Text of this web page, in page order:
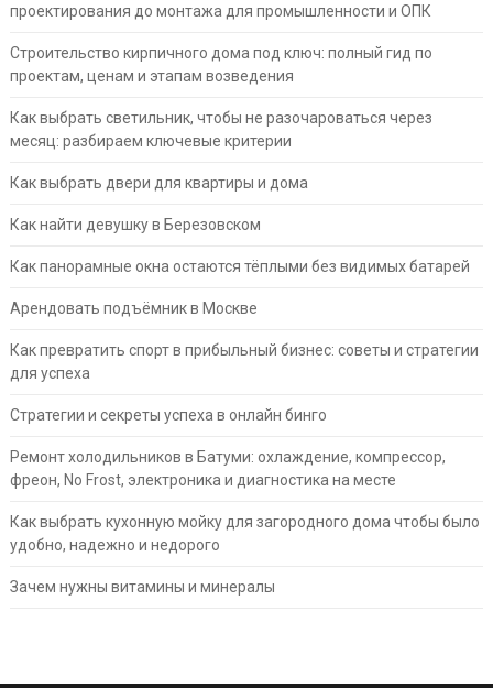
проектирования до монтажа для промышленности и ОПК
Строительство кирпичного дома под ключ: полный гид по
проектам, ценам и этапам возведения
Как выбрать светильник, чтобы не разочароваться через
месяц: разбираем ключевые критерии
Как выбрать двери для квартиры и дома
Как найти девушку в Березовском
Как панорамные окна остаются тёплыми без видимых батарей
Арендовать подъёмник в Москве
Как превратить спорт в прибыльный бизнес: советы и стратегии
для успеха
Стратегии и секреты успеха в онлайн бинго
Ремонт холодильников в Батуми: охлаждение, компрессор,
фреон, No Frost, электроника и диагностика на месте
Как выбрать кухонную мойку для загородного дома чтобы было
удобно, надежно и недорого
Зачем нужны витамины и минералы